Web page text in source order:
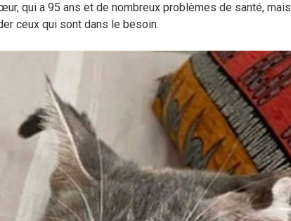
qui a 95 ans et de nombreux problèmes de santé, mais
ceux qui sont dans le besoin.